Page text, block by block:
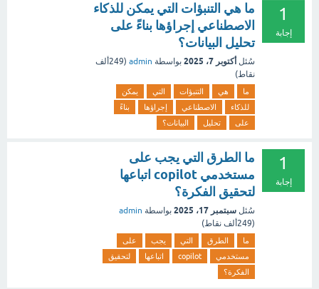
1
إجابة
ما هي التنبؤات التي يمكن للذكاء
الاصطناعي إجراؤها بناءً على
تحليل البيانات؟
سُئل أكتوبر 7، 2025 بواسطة admin
(249ألف
نقاط)
ما هي التنبؤات التي
يمكن
للذكاء
الاصطناعي إجراؤها
بناءً
على
تحليل البيانات؟
1
إجابة
ما الطرق التي يجب على
مستخدمي copilot اتباعها
لتحقيق الفكرة؟
سُئل سبتمبر 17، 2025 بواسطة admin
(249ألف نقاط)
ما الطرق التي يجب
على
مستخدمي
copilot اتباعها
لتحقيق
الفكرة؟